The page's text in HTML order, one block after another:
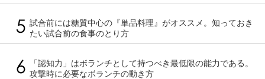
試合前には糖質中心の『単品料理』がオススメ。知っておき
たい試合前の食事のとり方
「認知力」はボランチとして持つべき最低限の能力である。
攻撃時に必要なボランチの動き方